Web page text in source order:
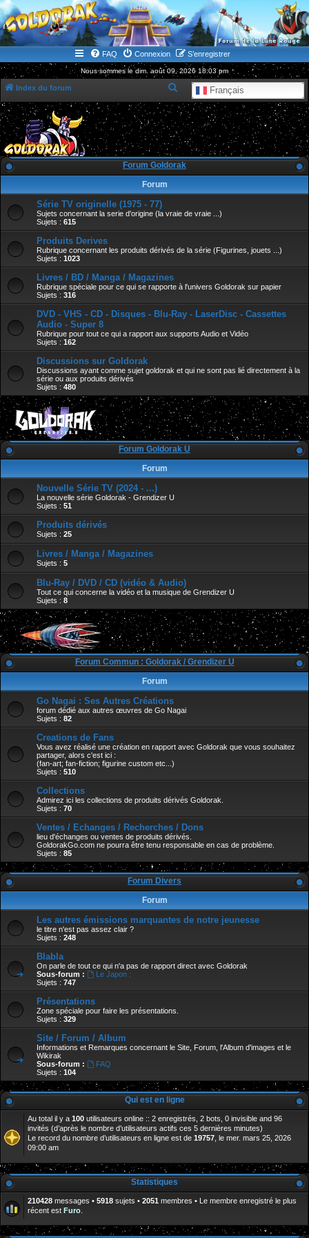
WWW.GOLDORAKGO.COM
le site de la Lune Rouge
FAQ Connexion S’enregistrer
Nous sommes le dim. août 09, 2026 18:03 pm
Index du forum Français
e
c
h
r
Forum Goldorak
Forum
Série TV originelle (1975 - 77)
Sujets concernant la serie d'origine (la vraie de vraie ...)
Sujets : 615
Produits Derives
Rubrique concernant les produits dérivés de la série (Figurines, jouets ...)
Sujets : 1023
Livres / BD / Manga / Magazines
Rubrique spéciale pour ce qui se rapporte à l'univers Goldorak sur papier
Sujets : 316
DVD - VHS - CD - Disques - Blu-Ray - LaserDisc - Cassettes
Audio - Super 8
Rubrique pour tout ce qui a rapport aux supports Audio et Vidéo
Sujets : 162
Discussions sur Goldorak
Discussions ayant comme sujet goldorak et qui ne sont pas lié directement à la
série ou aux produits dérivés
Sujets : 480
Forum Goldorak U
Forum
Nouvelle Série TV (2024 - ...)
La nouvelle série Goldorak - Grendizer U
Sujets : 51
Produits dérivés
Sujets : 25
Livres / Manga / Magazines
Sujets : 5
Blu-Ray / DVD / CD (vidéo & Audio)
Tout ce qui concerne la vidéo et la musique de Grendizer U
Sujets : 8
Forum Commun : Goldorak / Grendizer U
Forum
Go Nagai : Ses Autres Créations
forum dédié aux autres œuvres de Go Nagai
Sujets : 82
Creations de Fans
Vous avez réalisé une création en rapport avec Goldorak que vous souhaitez
partager, alors c'est ici :
(fan-art; fan-fiction; figurine custom etc...)
Sujets : 510
Collections
Admirez ici les collections de produits dérivés Goldorak.
Sujets : 70
Ventes / Echanges / Recherches / Dons
lieu d'échanges ou ventes de produits dérivés.
GoldorakGo.com ne pourra être tenu responsable en cas de problème.
Sujets : 85
Forum Divers
Forum
Les autres émissions marquantes de notre jeunesse
le titre n'est pas assez clair ?
Sujets : 248
Blabla
On parle de tout ce qui n'a pas de rapport direct avec Goldorak
Sous-forum :
Le Japon :
Sujets : 747
Présentations
Zone spéciale pour faire les présentations.
Sujets : 329
Site / Forum / Album
Informations et Remarques concernant le Site, Forum, l'Album d'images et le
Wikirak
Sous-forum :
FAQ
Sujets : 104
Qui est en ligne
Au total il y a 100 utilisateurs online :: 2 enregistrés, 2 bots, 0 invisible and 96
invités (d’après le nombre d’utilisateurs actifs ces 5 dernières minutes)
Le record du nombre d’utilisateurs en ligne est de 19757 , le mer. mars 25, 2026
09:00 am
Statistiques
210428 messages • 5918 sujets • 2051 membres • Le membre enregistré le plus
récent est Furo